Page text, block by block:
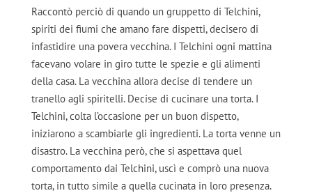
Raccontò perciò di quando un gruppetto di Telchini,
spiriti dei fiumi che amano fare dispetti, decisero di
infastidire una povera vecchina. I Telchini ogni mattina
facevano volare in giro tutte le spezie e gli alimenti
della casa. La vecchina allora decise di tendere un
tranello agli spiritelli. Decise di cucinare una torta. I
Telchini, colta l’occasione per un buon dispetto,
iniziarono a scambiarle gli ingredienti. La torta venne un
disastro. La vecchina però, che si aspettava quel
comportamento dai Telchini, uscì e comprò una nuova
torta, in tutto simile a quella cucinata in loro presenza.